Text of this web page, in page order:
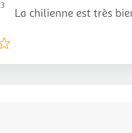
La chilienne est très